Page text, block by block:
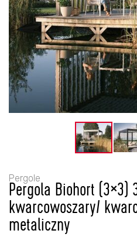
Pergole
Pergola Biohort (3×3)
kwarcowoszary/
metaliczny